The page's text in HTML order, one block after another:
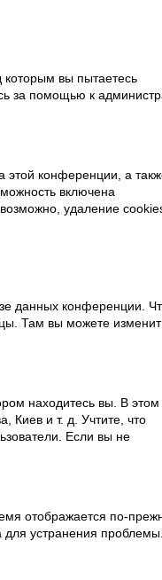
вы пытаетесь
за помощью к
этой конференции, а
включена
удаление
данных конференции.
Там вы можете
находитесь вы. В этом
Киев и т. д. Учтите, что
Если вы не
отображается по-
для устранения проблемы.